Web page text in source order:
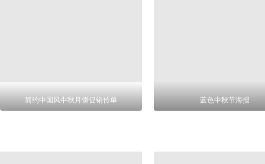
简约中国风中秋月饼促销传单 蓝色中秋节海报